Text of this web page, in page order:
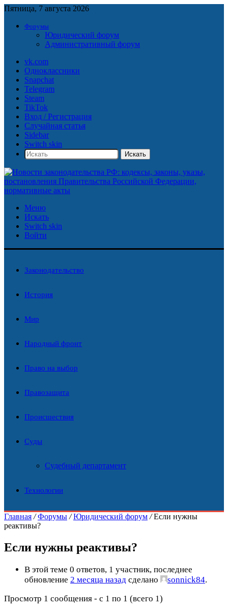
Пятница, 7 августа 2026
Форумы
Юридический форум
Административный форум
vk.com
Одноклассники
Snapchat
Telegram
Steam
TikTok
Вход / Регистрация
Случайная статья
Sidebar
Switch skin
Искать
Меню
Искать
Switch skin
Войти
Законодательство
История
Мир
Народный фронт
Право на выбор
Правозащита
Происшествия
Суды
Судебный департамент
Технологии
Главная / Форумы / Юридический форум / Если нужны
реактивы?
Если нужны реактивы?
В этой теме 0 ответов, 1 участник, последнее
обновление 2 месяца назад сделано sonnick84.
Просмотр 1 сообщения - с 1 по 1 (всего 1)